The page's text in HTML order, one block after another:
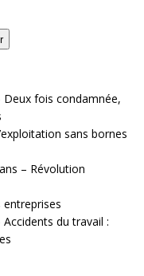
Deux fois condamnée,
sans bornes
– Révolution
entreprises
du travail :